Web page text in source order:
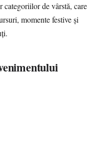
de vârstă, care
momente festive și